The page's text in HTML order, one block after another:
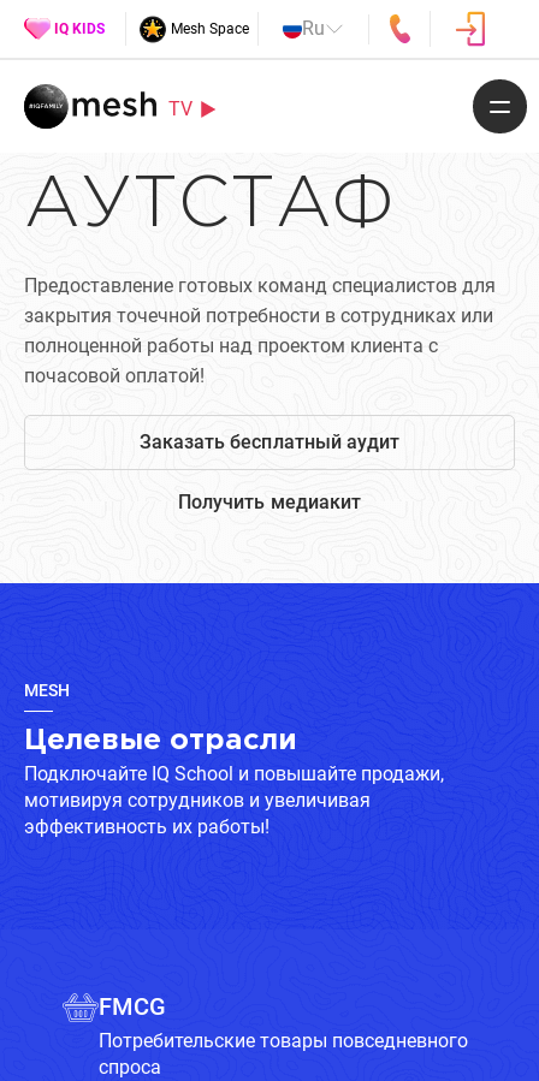
IQ KIDS Mesh Space Ru
TV
АУТСТАФ
Предоставление готовых команд специалистов для
закрытия точечной потребности в сотрудниках или
полноценной работы над проектом клиента с
почасовой оплатой!
Заказать бесплатный аудит
Получить медиакит
MESH
Целевые отрасли
Подключайте IQ School и повышайте продажи,
мотивируя сотрудников и увеличивая
эффективность их работы!
FMCG
Потребительские товары повседневного
спроса